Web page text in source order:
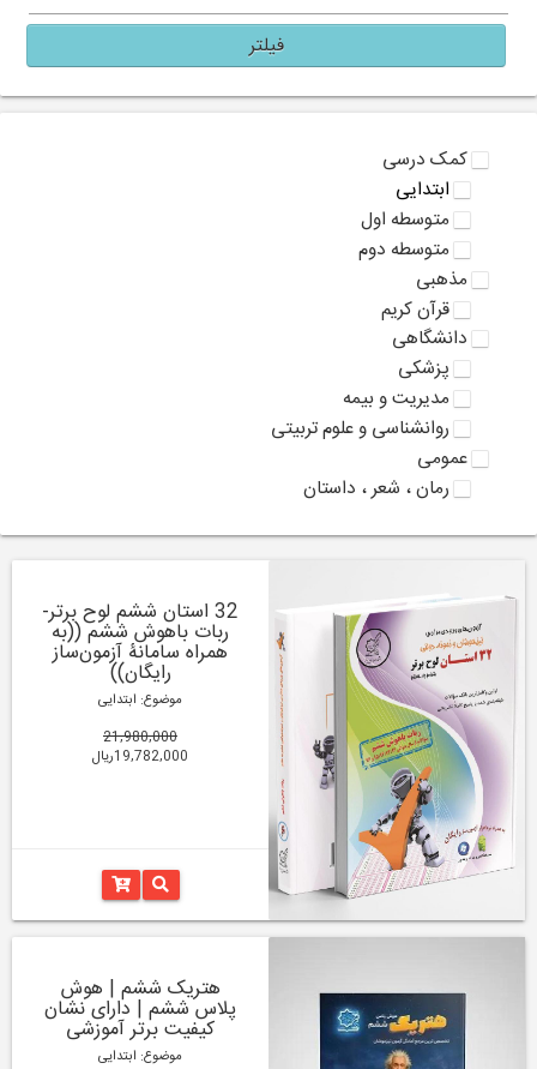
فیلتر
کمک درسی
ابتدایی
متوسطه اول
متوسطه دوم
مذهبی
قرآن کریم
دانشگاهی
پزشکی
مدیریت و بیمه
روانشناسی و علوم تربیتی
عمومی
رمان ، شعر ، داستان
32 استان ششم لوح برتر-
ربات باهوش ششم ((به
همراه سامانۀ آزمون‌ساز
رایگان))
موضوع: ابتدایی
21,980,000
19,782,000ریال
هتریک ششم | هوش
پلاس ششم | دارای نشان
کیفیت برتر آموزشی
موضوع: ابتدایی